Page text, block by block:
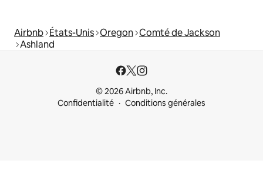
Airbnb États-Unis Oregon Comté de Jackson
Ashland
© 2026 Airbnb, Inc.
Confidentialité
Conditions générales